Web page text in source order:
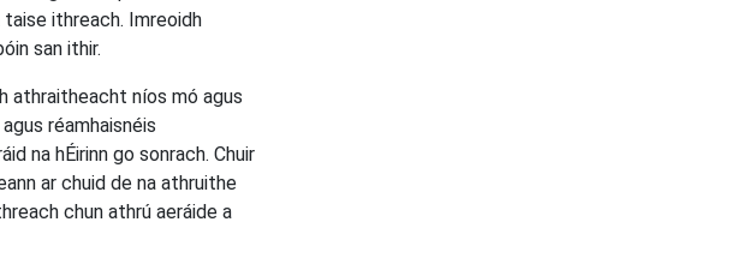
ithreach. Imreoidh
san ithir.
athraitheacht níos mó agus
réamhaisnéis
na hÉirinn go sonrach. Chuir
ar chuid de na athruithe
chun athrú aeráide a